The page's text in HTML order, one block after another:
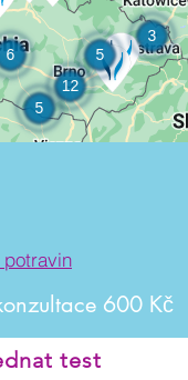
potravin
600 Kč
test